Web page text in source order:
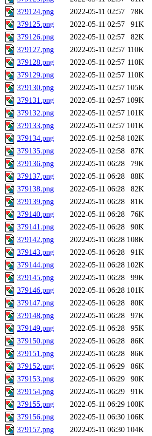
379124.png
2022-05-11 02:57
78K
379125.png
2022-05-11 02:57
91K
379126.png
2022-05-11 02:57
82K
379127.png
2022-05-11 02:57 110K
379128.png
2022-05-11 02:57 110K
379129.png
2022-05-11 02:57 110K
379130.png
2022-05-11 02:57 105K
379131.png
2022-05-11 02:57 109K
379132.png
2022-05-11 02:57 101K
379133.png
2022-05-11 02:57 101K
379134.png
2022-05-11 02:58 102K
379135.png
2022-05-11 02:58
87K
379136.png
2022-05-11 06:28
79K
379137.png
2022-05-11 06:28
88K
379138.png
2022-05-11 06:28
82K
379139.png
2022-05-11 06:28
81K
379140.png
2022-05-11 06:28
76K
379141.png
2022-05-11 06:28
90K
379142.png
2022-05-11 06:28 108K
379143.png
2022-05-11 06:28
91K
379144.png
2022-05-11 06:28 102K
379145.png
2022-05-11 06:28
99K
379146.png
2022-05-11 06:28 101K
379147.png
2022-05-11 06:28
80K
379148.png
2022-05-11 06:28
97K
379149.png
2022-05-11 06:28
95K
379150.png
2022-05-11 06:28
86K
379151.png
2022-05-11 06:28
86K
379152.png
2022-05-11 06:29
86K
379153.png
2022-05-11 06:29
90K
379154.png
2022-05-11 06:29
91K
379155.png
2022-05-11 06:29 100K
379156.png
2022-05-11 06:30 106K
379157.png
2022-05-11 06:30 104K